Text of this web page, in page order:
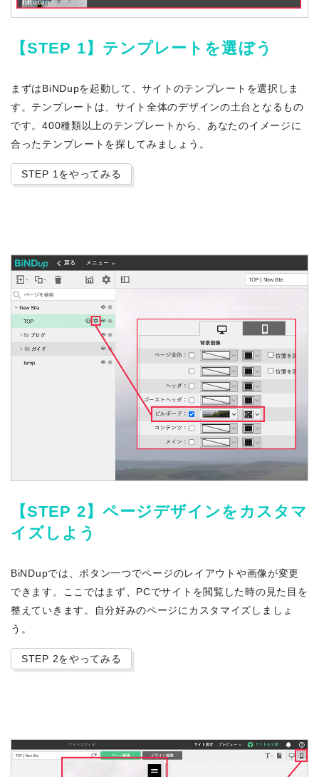
【STEP 1】テンプレートを選ぼう
まずはBiNDupを起動して、サイトのテンプレートを選択しま
す。テンプレートは、サイト全体のデザインの土台となるもの
です。400種類以上のテンプレートから、あなたのイメージに
合ったテンプレートを探してみましょう。
STEP 1をやってみる
【STEP 2】ページデザインをカスタマ
イズしよう
BiNDupでは、ボタン一つでページのレイアウトや画像が変更
できます。ここではまず、PCでサイトを閲覧した時の見た目を
整えていきます。自分好みのページにカスタマイズしましょ
う。
STEP 2をやってみる